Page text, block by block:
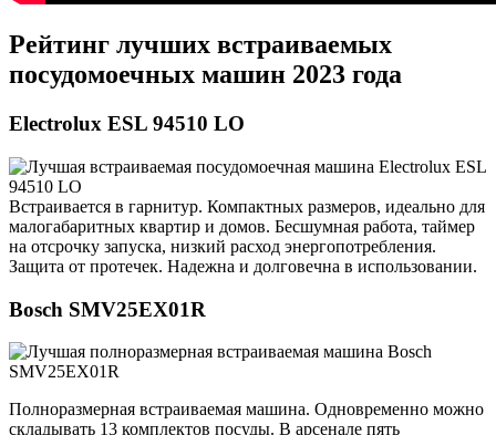
Рейтинг лучших встраиваемых
посудомоечных машин 2023 года
Electrolux ESL 94510 LO
Встраивается в гарнитур. Компактных размеров, идеально для
малогабаритных квартир и домов. Бесшумная работа, таймер
на отсрочку запуска, низкий расход энергопотребления.
Защита от протечек. Надежна и долговечна в использовании.
Bosch SMV25EX01R
Полноразмерная встраиваемая машина. Одновременно можно
складывать 13 комплектов посуды. В арсенале пять